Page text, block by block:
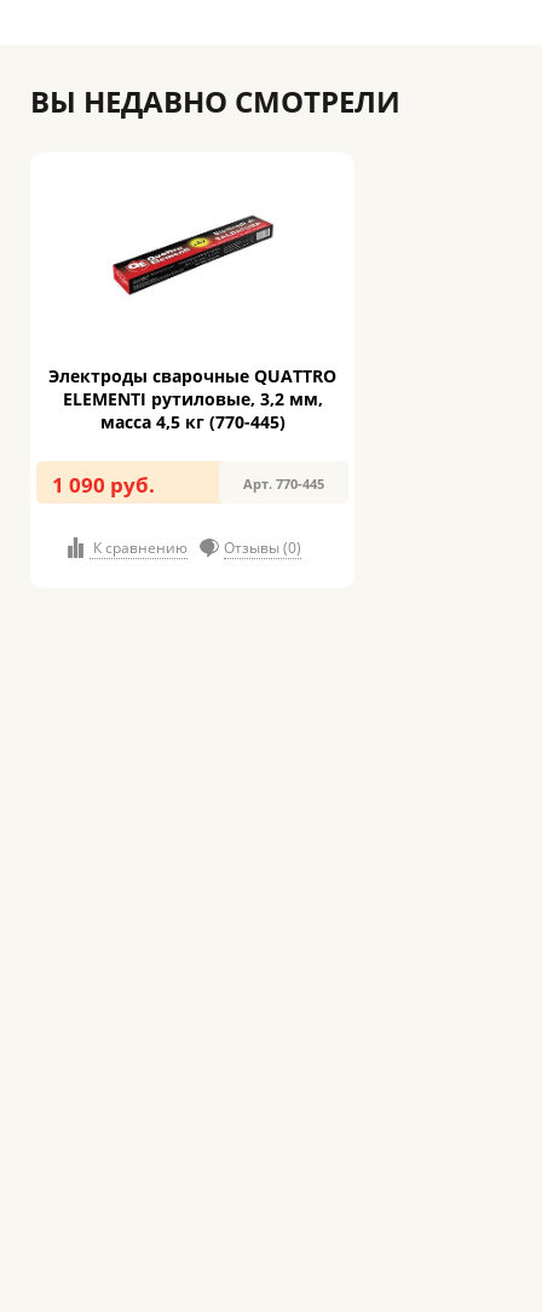
ВЫ НЕДАВНО СМОТРЕЛИ
Электроды сварочные QUATTRO
ELEMENTI рутиловые, 3,2 мм,
масса 4,5 кг (770-445)
1 090 руб. Арт. 770-445
К сравнению Отзывы (0)